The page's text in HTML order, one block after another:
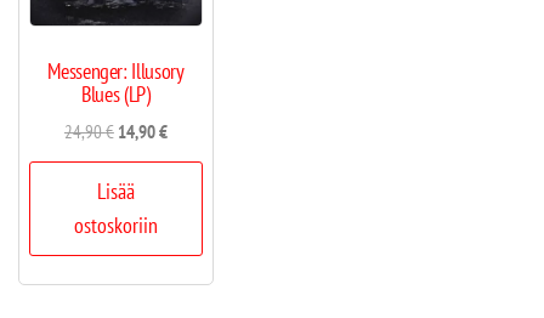
Messenger: Illusory
Blues (LP)
24,90€ 14,90€
Lisää
ostoskoriin